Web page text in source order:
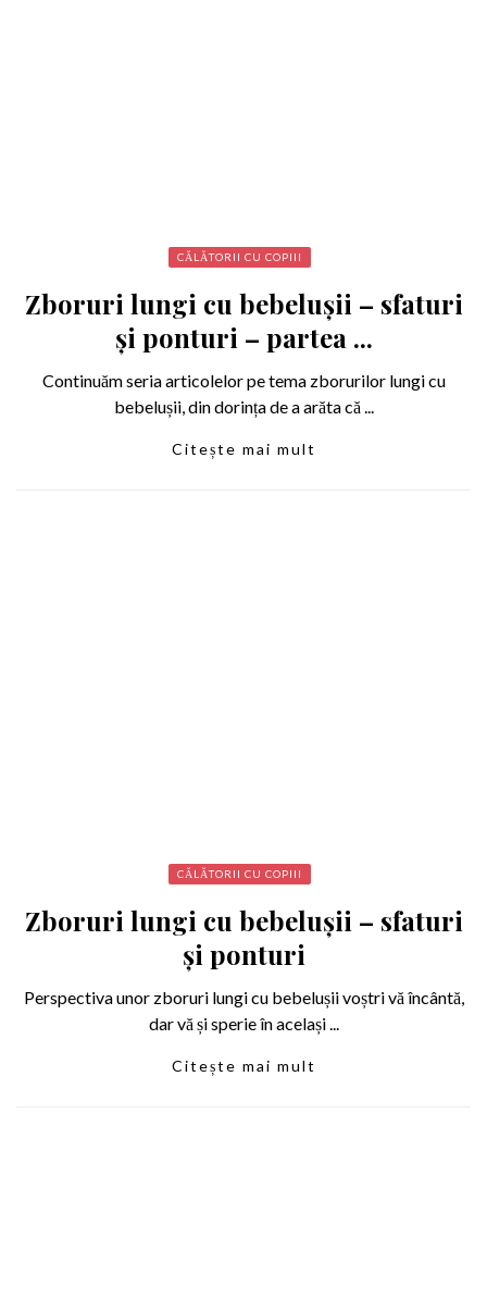
CĂLĂTORII CU COPIII
Zboruri lungi cu bebelușii – sfaturi
și ponturi – partea ...
Continuăm seria articolelor pe tema zborurilor lungi cu
bebelușii, din dorința de a arăta că ...
Citește mai mult
CĂLĂTORII CU COPIII
Zboruri lungi cu bebelușii – sfaturi
și ponturi
Perspectiva unor zboruri lungi cu bebelușii voștri vă încântă,
dar vă și sperie în același ...
Citește mai mult